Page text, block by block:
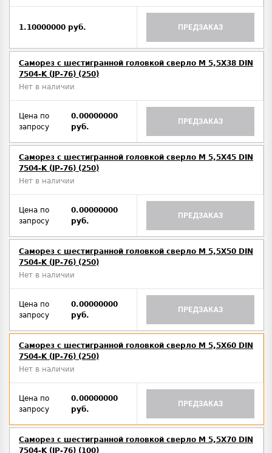
1.10000000 руб. ПРЕДЗАКАЗ
Саморез с шестигранной головкой сверло М 5,5Х38 DIN
7504-K (JP-76) (250)
Нет в наличии
Цена по
запросу
0.00000000
руб.
ПРЕДЗАКАЗ
Саморез с шестигранной головкой сверло М 5,5Х45 DIN
7504-K (JP-76) (250)
Нет в наличии
Цена по
запросу
0.00000000
руб.
ПРЕДЗАКАЗ
Саморез с шестигранной головкой сверло М 5,5Х50 DIN
7504-K (JP-76) (250)
Нет в наличии
Цена по
запросу
0.00000000
руб.
ПРЕДЗАКАЗ
Саморез с шестигранной головкой сверло М 5,5Х60 DIN
7504-K (JP-76) (250)
Нет в наличии
Цена по
запросу
0.00000000
руб.
ПРЕДЗАКАЗ
Саморез с шестигранной головкой сверло М 5,5Х70 DIN
7504-K (JP-76) (100)